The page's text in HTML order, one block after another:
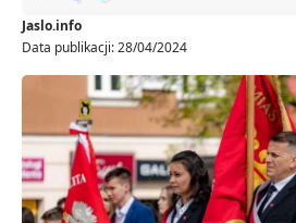
Data publikacji: 28/04/2024
Jaslo.info